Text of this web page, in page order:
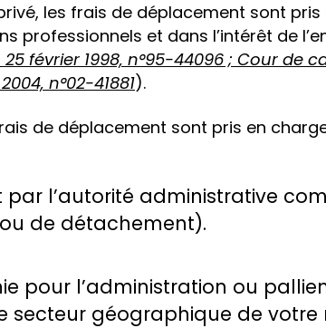
les frais de déplacement sont pris
professionnels et dans l’intérêt de
février 1998, n°95-44096 ; Cour de
n°02-41881).
de déplacement sont pris en
l’autorité administrative
de détachement).
pour l’administration ou
secteur géographique de votre